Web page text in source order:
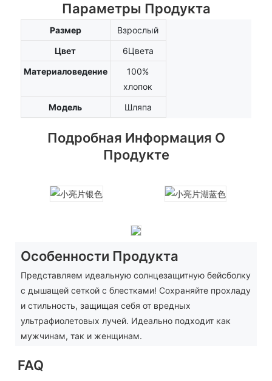
Параметры Продукта
Размер
Взрослый
Цвет
6Цвета
Материаловедение
100%
хлопок
Модель
Шляпа
Подробная Информация О
Продукте
Особенности Продукта
Представляем идеальную солнцезащитную бейсболку
с дышащей сеткой с блестками! Сохраняйте прохладу
и стильность, защищая себя от вредных
ультрафиолетовых лучей. Идеально подходит как
мужчинам, так и женщинам.
FAQ